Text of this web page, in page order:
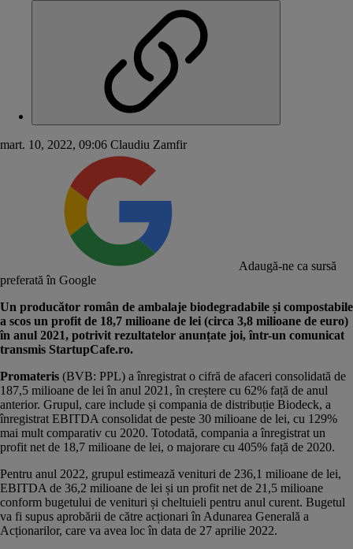
mart. 10, 2022, 09:06 Claudiu Zamfir
Adaugă-ne ca sursă
preferată în Google
Un producător român de ambalaje biodegradabile și compostabile
a scos un profit de 18,7 milioane de lei (circa 3,8 milioane de euro)
în anul 2021, potrivit rezultatelor anunțate joi, într-un comunicat
transmis StartupCafe.ro.
Promateris (BVB: PPL) a înregistrat o cifră de afaceri consolidată de
187,5 milioane de lei în anul 2021, în creștere cu 62% față de anul
anterior. Grupul, care include și compania de distribuție Biodeck, a
înregistrat EBITDA consolidat de peste 30 milioane de lei, cu 129%
mai mult comparativ cu 2020. Totodată, compania a înregistrat un
profit net de 18,7 milioane de lei, o majorare cu 405% față de 2020.
Pentru anul 2022, grupul estimează venituri de 236,1 milioane de lei,
EBITDA de 36,2 milioane de lei și un profit net de 21,5 milioane
conform bugetului de venituri și cheltuieli pentru anul curent. Bugetul
va fi supus aprobării de către acționari în Adunarea Generală a
Acționarilor, care va avea loc în data de 27 aprilie 2022.